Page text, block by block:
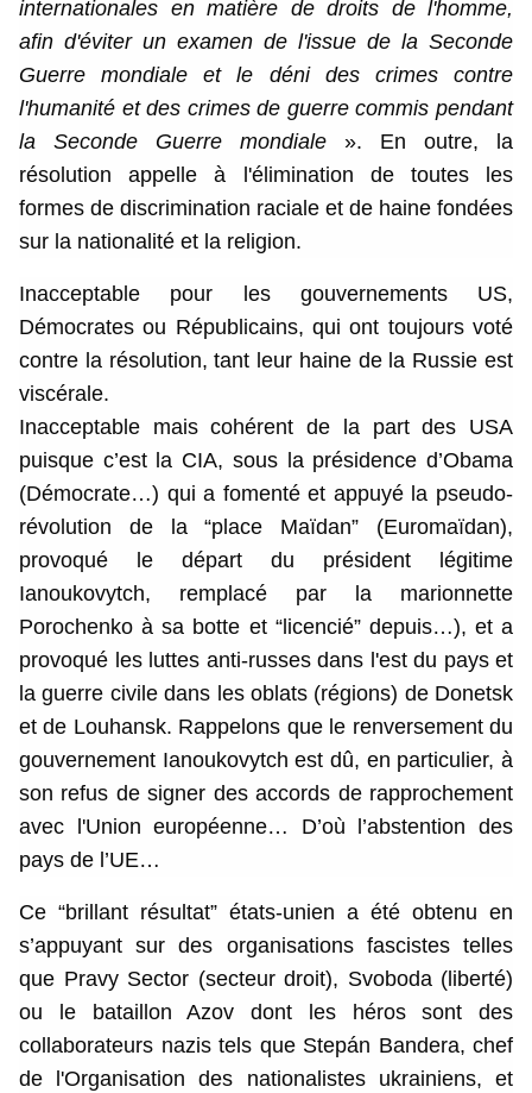
internationales en matière de droits de l'homme,
afin d'éviter un examen de l'issue de la Seconde
Guerre mondiale et le déni des crimes contre
l'humanité et des crimes de guerre commis pendant
la Seconde Guerre mondiale ». En outre, la
résolution appelle à l'élimination de toutes les
formes de discrimination raciale et de haine fondées
sur la nationalité et la religion.
Inacceptable pour les gouvernements US,
Démocrates ou Républicains, qui ont toujours voté
contre la résolution, tant leur haine de la Russie est
viscérale.
Inacceptable mais cohérent de la part des USA
puisque c’est la CIA, sous la présidence d’Obama
(Démocrate…) qui a fomenté et appuyé la pseudo-
révolution de la “place Maïdan” (Euromaïdan),
provoqué le départ du président légitime
Ianoukovytch, remplacé par la marionnette
Porochenko à sa botte et “licencié” depuis…), et a
provoqué les luttes anti-russes dans l'est du pays et
la guerre civile dans les oblats (régions) de Donetsk
et de Louhansk. Rappelons que le renversement du
gouvernement Ianoukovytch est dû, en particulier, à
son refus de signer des accords de rapprochement
avec l'Union européenne… D’où l’abstention des
pays de l’UE…
Ce “brillant résultat” états-unien a été obtenu en
s’appuyant sur des organisations fascistes telles
que Pravy Sector (secteur droit), Svoboda (liberté)
ou le bataillon Azov dont les héros sont des
collaborateurs nazis tels que Stepán Bandera, chef
de l'Organisation des nationalistes ukrainiens, et